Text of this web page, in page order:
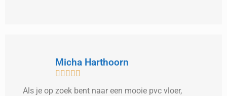
Micha Harthoorn
    
Als je op zoek bent naar een mooie pvc vloer,